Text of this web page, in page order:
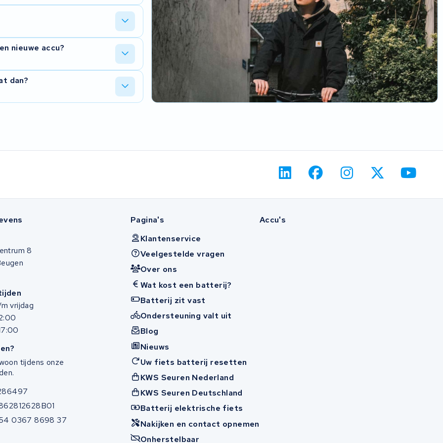
BMS of in de connector. Wij kijken
de accu binnen hebben. We laten u
nieuwe accu?
krijgt u nieuwe cellen erin. Vaak
dan?
8
vrijdag
tijdens onze
0367 8698 37
Pagina's
Klantenservice
Veelgestelde vragen
Over ons
Wat kost een batterij?
Batterij zit vast
Ondersteuning valt uit
Blog
Nieuws
Uw fiets batterij resetten
KWS Seuren Nederland
KWS Seuren Deutschland
Batterij elektrische fiets
Nakijken en contact opnemen
Onherstelbaar
Accu's